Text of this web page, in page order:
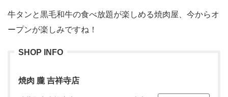
牛タンと黒毛和牛の食べ放題が楽しめる焼肉屋、今からオ
ープンが楽しみですね！
SHOP INFO
焼肉 朧 吉祥寺店